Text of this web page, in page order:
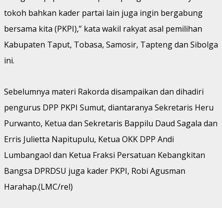
tokoh bahkan kader partai lain juga ingin bergabung
bersama kita (PKPI),” kata wakil rakyat asal pemilihan
Kabupaten Taput, Tobasa, Samosir, Tapteng dan Sibolga
ini.
Sebelumnya materi Rakorda disampaikan dan dihadiri
pengurus DPP PKPI Sumut, diantaranya Sekretaris Heru
Purwanto, Ketua dan Sekretaris Bappilu Daud Sagala dan
Erris Julietta Napitupulu, Ketua OKK DPP Andi
Lumbangaol dan Ketua Fraksi Persatuan Kebangkitan
Bangsa DPRDSU juga kader PKPI, Robi Agusman
Harahap.(LMC/rel)